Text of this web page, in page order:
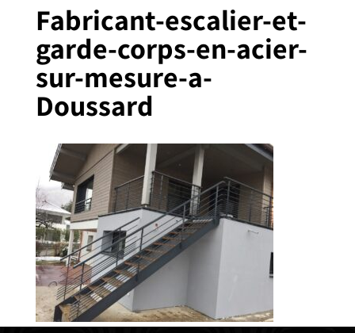
Fabricant-escalier-et-
garde-corps-en-acier-
sur-mesure-a-
Doussard